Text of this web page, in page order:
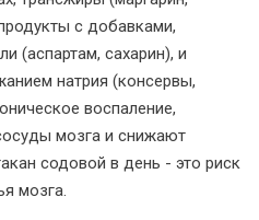
с добавками,
(аспартам, сахарин), и
натрия (консервы,
воспаление,
мозга и снижают
содовой в день - это риск
мозга.